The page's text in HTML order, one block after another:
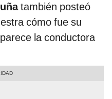
también posteó
cómo fue su
la conductora